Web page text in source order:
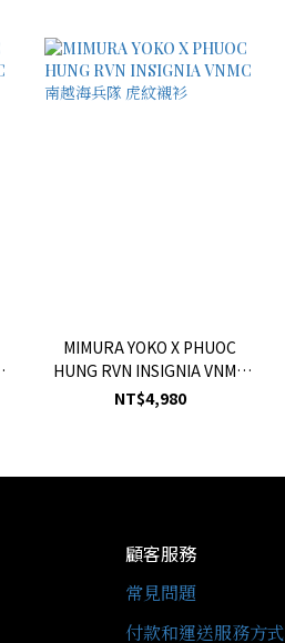
MIMURA YOKO X PHUOC
HUNG RVN INSIGNIA VNMC
南越海兵隊 虎紋襯衫
NT$4,980
顧客服務
常見問題
付款和運送服務方式